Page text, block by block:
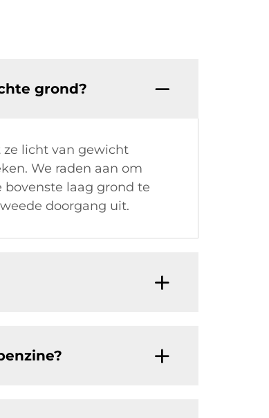
grond?
ze licht van gewicht
We raden aan om
laag grond te
doorgang uit.